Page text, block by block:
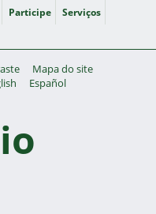
Participe
Serviços
Mapa do site
Español